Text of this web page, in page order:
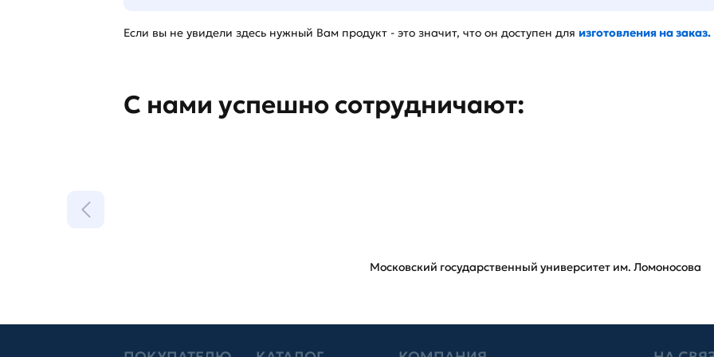
Если вы не увидели здесь нужный Вам продукт - это значит, что он доступен для изготовления на заказ.
С нами успешно сотрудничают:
Московский государственный университет им. Ломоносова